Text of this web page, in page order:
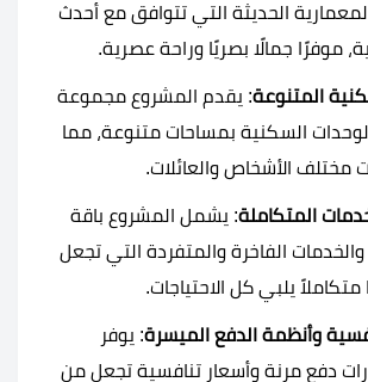
الحديثة التي تتوافق مع أحدث
موفرًا جمالًا بصريًا وراحة عصرية.
المتنوعة: يقدم المشروع مجموعة
السكنية بمساحات متنوعة، مما
مختلف الأشخاص والعائلات.
المتكاملة: يشمل المشروع باقة
الفاخرة والمتفردة التي تجعل
يلبي كل الاحتياجات.
وأنظمة الدفع الميسرة: يوفر
دفع مرنة وأسعار تنافسية تجعل من